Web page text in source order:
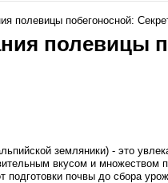
полевицы побегоносной:
полевицы
земляники) - это
вкусом и множеством
подготовки почвы до сбора